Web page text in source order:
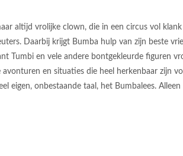
altijd vrolijke clown, die in een circus vol
Daarbij krijgt Bumba hulp van zijn beste
Tumbi en vele andere bontgekleurde figuren
en situaties die heel herkenbaar zijn
eigen, onbestaande taal, het Bumbalees.